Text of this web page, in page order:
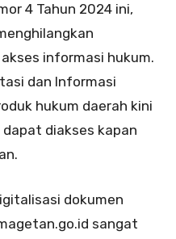
4 Tahun 2024 ini,
informasi hukum.
dan Informasi
hukum daerah kini
diakses kapan
dokumen
sangat